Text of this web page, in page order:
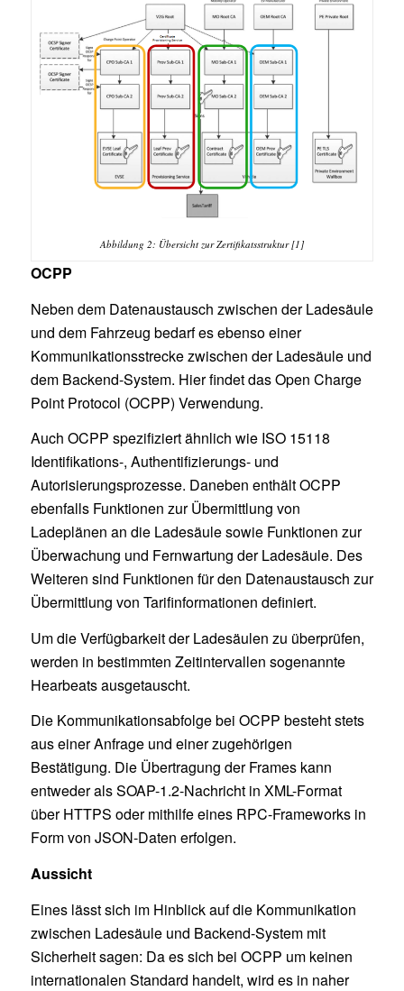
Abbildung 2: Übersicht zur Zertifikatsstruktur [1]
OCPP
Neben dem Datenaustausch zwischen der Ladesäule
und dem Fahrzeug bedarf es ebenso einer
Kommunikationsstrecke zwischen der Ladesäule und
dem Backend-System. Hier findet das Open Charge
Point Protocol (OCPP) Verwendung.
Auch OCPP spezifiziert ähnlich wie ISO 15118
Identifikations-, Authentifizierungs- und
Autorisierungsprozesse. Daneben enthält OCPP
ebenfalls Funktionen zur Übermittlung von
Ladeplänen an die Ladesäule sowie Funktionen zur
Überwachung und Fernwartung der Ladesäule. Des
Weiteren sind Funktionen für den Datenaustausch zur
Übermittlung von Tarifinformationen definiert.
Um die Verfügbarkeit der Ladesäulen zu überprüfen,
werden in bestimmten Zeitintervallen sogenannte
Hearbeats ausgetauscht.
Die Kommunikationsabfolge bei OCPP besteht stets
aus einer Anfrage und einer zugehörigen
Bestätigung. Die Übertragung der Frames kann
entweder als SOAP-1.2-Nachricht in XML-Format
über HTTPS oder mithilfe eines RPC-Frameworks in
Form von JSON-Daten erfolgen.
Aussicht
Eines lässt sich im Hinblick auf die Kommunikation
zwischen Ladesäule und Backend-System mit
Sicherheit sagen: Da es sich bei OCPP um keinen
internationalen Standard handelt, wird es in naher